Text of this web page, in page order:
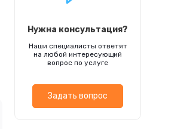
Нужна консультация?
Наши специалисты ответят
на любой интересующий
вопрос по услуге
Задать вопрос